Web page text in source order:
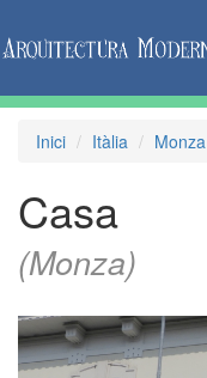
Inici Itàlia Monza
Casa
(Monza)